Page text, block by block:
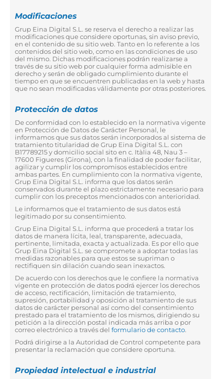
Modificaciones
Grup Eina Digital S.L. se reserva el derecho a realizar las
modificaciones que considere oportunas, sin aviso previo,
en el contenido de su sitio web. Tanto en lo referente a los
contenidos del sitio web, como en las condiciones de uso
del mismo. Dichas modificaciones podrán realizarse a
través de su sitio web por cualquier forma admisible en
derecho y serán de obligado cumplimiento durante el
tiempo en que se encuentren publicadas en la web y hasta
que no sean modificadas válidamente por otras posteriores.
Protección de datos
De conformidad con lo establecido en la normativa vigente
en Protección de Datos de Carácter Personal, le
informamos que sus datos serán incorporados al sistema de
tratamiento titularidad de Grup Eina Digital S.L. con
B17789215 y domicilio social sito en c. Itàlia 48, Nau 3 –
17600 Figueres (Girona), con la finalidad de poder facilitar,
agilizar y cumplir los compromisos establecidos entre
ambas partes. En cumplimiento con la normativa vigente,
Grup Eina Digital S.L. informa que los datos serán
conservados durante el plazo estrictamente necesario para
cumplir con los preceptos mencionados con anterioridad.
Le informamos que el tratamiento de sus datos está
legitimado por su consentimiento.
Grup Eina Digital S.L. informa que procederá a tratar los
datos de manera lícita, leal, transparente, adecuada,
pertinente, limitada, exacta y actualizada. Es por ello que
Grup Eina Digital S.L. se compromete a adoptar todas las
medidas razonables para que estos se supriman o
rectifiquen sin dilación cuando sean inexactos.
De acuerdo con los derechos que le confiere la normativa
vigente en protección de datos podrá ejercer los derechos
de acceso, rectificación, limitación de tratamiento,
supresión, portabilidad y oposición al tratamiento de sus
datos de carácter personal así como del consentimiento
prestado para el tratamiento de los mismos, dirigiendo su
petición a la dirección postal indicada más arriba o por
correo electrónico a través del formulario de contacto.
Podrá dirigirse a la Autoridad de Control competente para
presentar la reclamación que considere oportuna.
Propiedad intelectual e industrial